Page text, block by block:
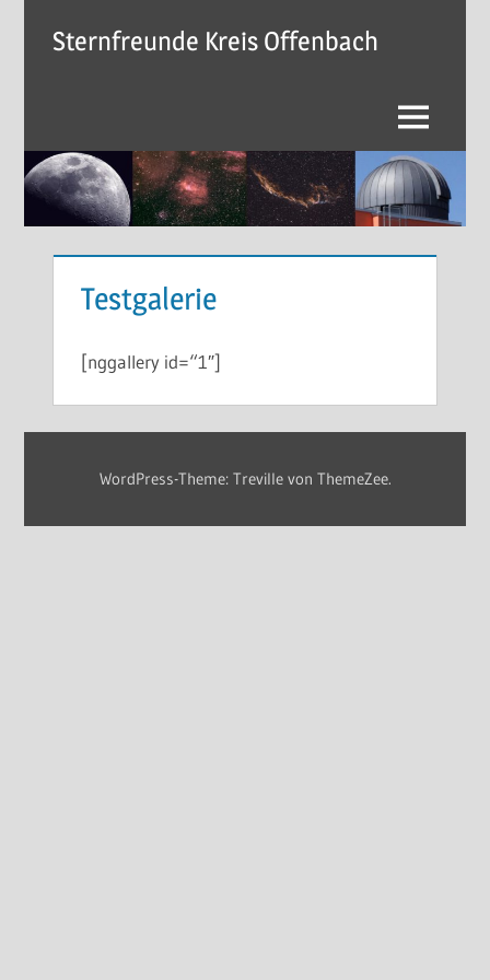
InhaltSternfreunde Kreis Offenbach
Menü
Testgalerie
[nggallery id=“1″]
WordPress-Theme: Treville von ThemeZee.